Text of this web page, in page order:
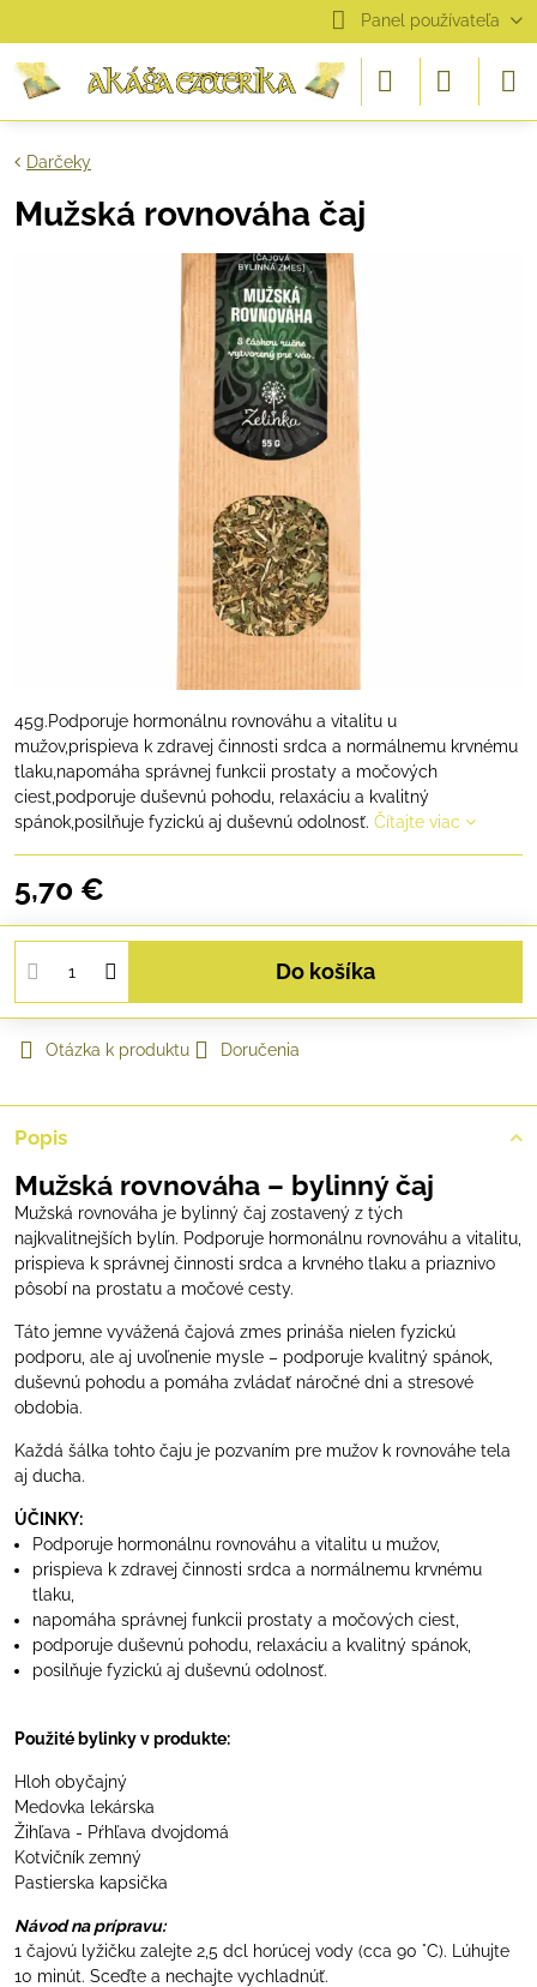
Panel používateľa
Darčeky
Mužská rovnováha čaj
45g.Podporuje hormonálnu rovnováhu a vitalitu u
mužov,prispieva k zdravej činnosti srdca a normálnemu krvnému
tlaku,napomáha správnej funkcii prostaty a močových
ciest,podporuje duševnú pohodu, relaxáciu a kvalitný
spánok,posilňuje fyzickú aj duševnú odolnosť. Čítajte viac
5,70 €
Do košíka
Otázka k produktu Doručenia
Popis
Mužská rovnováha – bylinný čaj
Mužská rovnováha je bylinný čaj zostavený z tých
najkvalitnejších bylín. Podporuje hormonálnu rovnováhu a vitalitu,
prispieva k správnej činnosti srdca a krvného tlaku a priaznivo
pôsobí na prostatu a močové cesty.
Táto jemne vyvážená čajová zmes prináša nielen fyzickú
podporu, ale aj uvoľnenie mysle – podporuje kvalitný spánok,
duševnú pohodu a pomáha zvládať náročné dni a stresové
obdobia.
Každá šálka tohto čaju je pozvaním pre mužov k rovnováhe tela
aj ducha.
ÚČINKY:
Podporuje hormonálnu rovnováhu a vitalitu u mužov,
prispieva k zdravej činnosti srdca a normálnemu krvnému
tlaku,
napomáha správnej funkcii prostaty a močových ciest,
podporuje duševnú pohodu, relaxáciu a kvalitný spánok,
posilňuje fyzickú aj duševnú odolnosť.
Použité bylinky v produkte:
Hloh obyčajný
Medovka lekárska
Žihľava - Pŕhľava dvojdomá
Kotvičník zemný
Pastierska kapsička
Návod na prípravu:
1 čajovú lyžičku zalejte 2,5 dcl horúcej vody (cca 90 °C). Lúhujte
10 minút. Sceďte a nechajte vychladnúť.